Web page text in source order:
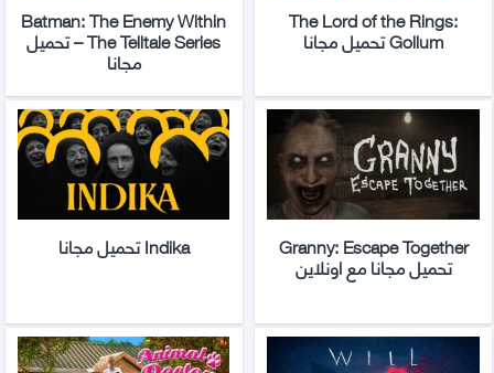
The Lord of the Rings:
Gollum تحميل مجانا
Batman: The Enemy Within
– The Telltale Series تحميل
مجانا
Granny: Escape Together
تحميل مجانا مع اونلاين
Indika تحميل مجانا